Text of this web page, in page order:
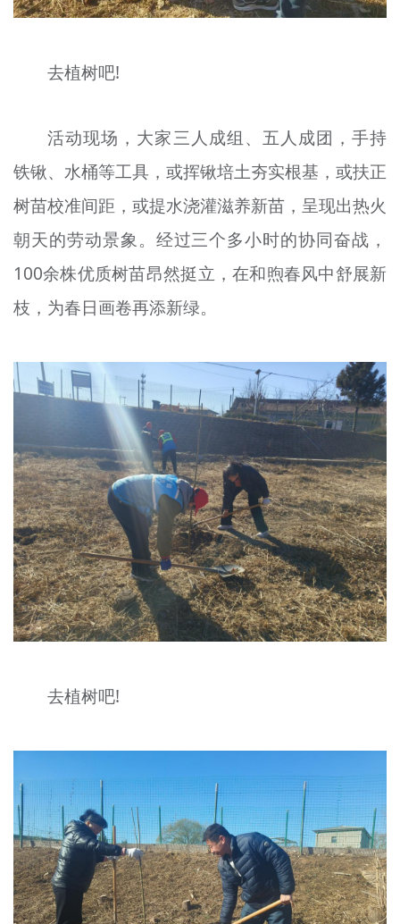
去植树吧!
活动现场，大家三人成组、五人成团，手持
铁锹、水桶等工具，或挥锹培土夯实根基，或扶正
树苗校准间距，或提水浇灌滋养新苗，呈现出热火
朝天的劳动景象。经过三个多小时的协同奋战，
100余株优质树苗昂然挺立，在和煦春风中舒展新
枝，为春日画卷再添新绿。
去植树吧!